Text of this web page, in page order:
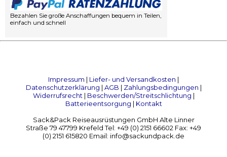
Bezahlen Sie große Anschaffungen bequem in Teilen,
einfach und schnell
Impressum | Liefer- und Versandkosten |
Datenschutzerklärung | AGB | Zahlungsbedingungen |
Widerrufsrecht | Beschwerden/Streitschlichtung |
Batterieentsorgung | Kontakt
Sack&Pack Reiseausrüstungen GmbH Alte Linner
Straße 79 47799 Krefeld Tel: +49 (0) 2151 66602 Fax: +49
(0) 2151 615820 Email: info@sackundpack.de